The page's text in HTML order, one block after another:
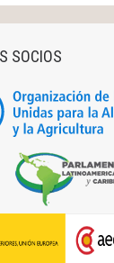
SOCIOS